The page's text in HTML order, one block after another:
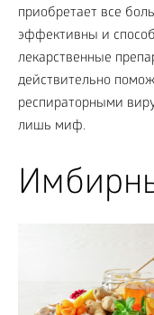
приобретает все
эффективны и
лекарственные
действительно
респираторными
лишь миф.